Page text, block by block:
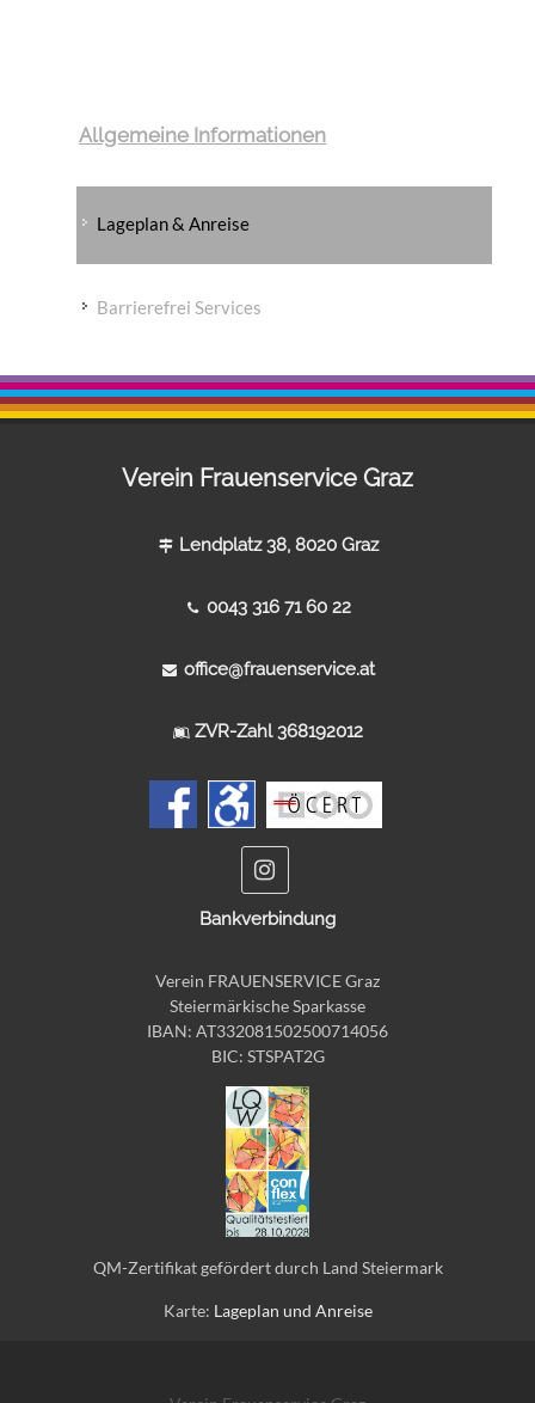
Allgemeine Informationen
Lageplan & Anreise
Barrierefrei Services
Verein Frauenservice Graz
Lendplatz 38, 8020 Graz
0043 316 71 60 22
office@frauenservice.at
ZVR-Zahl 368192012
Bankverbindung
Verein FRAUENSERVICE Graz
Steiermärkische Sparkasse
IBAN: AT332081502500714056
BIC: STSPAT2G
QM-Zertifikat gefördert durch Land Steiermark
Karte: Lageplan und Anreise